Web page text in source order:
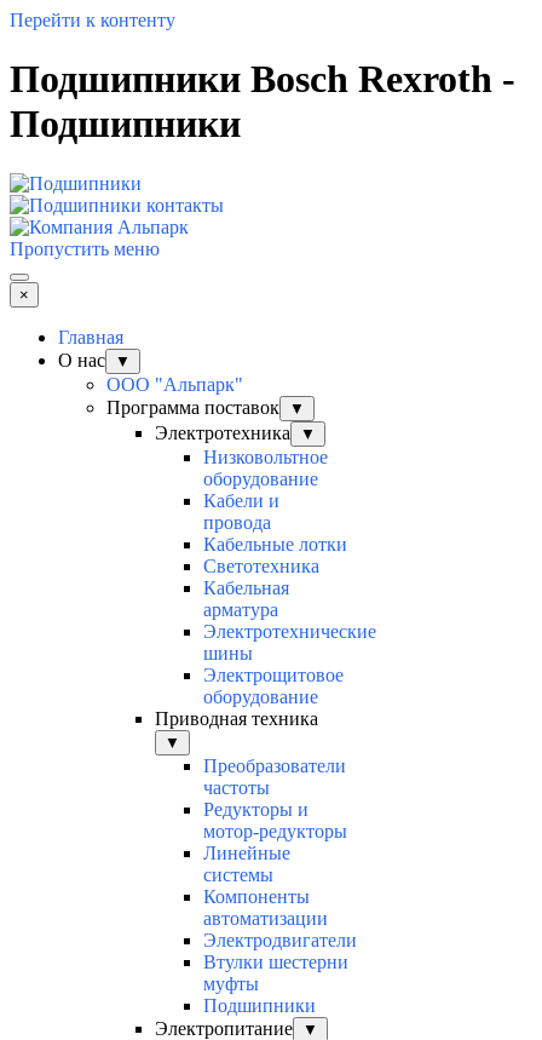
Перейти к контенту
Подшипники Bosch Rexroth -
Подшипники
Пропустить меню
×
Главная
О нас
▼
ООО "Альпарк"
Программа поставок
▼
Электротехника ▼
Низковольтное
оборудование
Кабели и
провода
Кабельные лотки
Светотехника
Кабельная
арматура
Электротехнические
шины
Электрощитовое
оборудование
Приводная техника
▼
Преобразователи
частоты
Редукторы и
мотор-редукторы
Линейные
системы
Компоненты
автоматизации
Электродвигатели
Втулки шестерни
муфты
Подшипники
Электропитание
▼